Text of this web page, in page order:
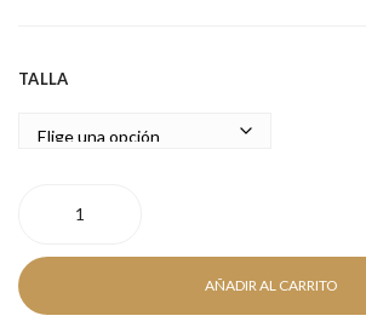
TALLA
AÑADIR AL CARRITO